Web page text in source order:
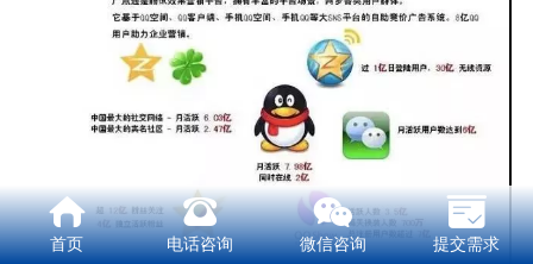
首页 电话咨询 微信咨询 提交需求